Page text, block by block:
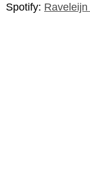
Spotify: